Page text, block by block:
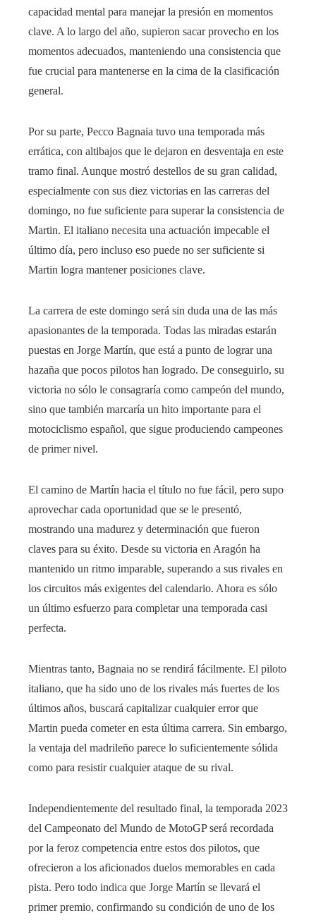
capacidad mental para manejar la presión en momentos
clave. A lo largo del año, supieron sacar provecho en los
momentos adecuados, manteniendo una consistencia que
fue crucial para mantenerse en la cima de la clasificación
general.
Por su parte, Pecco Bagnaia tuvo una temporada más
errática, con altibajos que le dejaron en desventaja en este
tramo final. Aunque mostró destellos de su gran calidad,
especialmente con sus diez victorias en las carreras del
domingo, no fue suficiente para superar la consistencia de
Martin. El italiano necesita una actuación impecable el
último día, pero incluso eso puede no ser suficiente si
Martin logra mantener posiciones clave.
La carrera de este domingo será sin duda una de las más
apasionantes de la temporada. Todas las miradas estarán
puestas en Jorge Martín, que está a punto de lograr una
hazaña que pocos pilotos han logrado. De conseguirlo, su
victoria no sólo le consagraría como campeón del mundo,
sino que también marcaría un hito importante para el
motociclismo español, que sigue produciendo campeones
de primer nivel.
El camino de Martín hacia el título no fue fácil, pero supo
aprovechar cada oportunidad que se le presentó,
mostrando una madurez y determinación que fueron
claves para su éxito. Desde su victoria en Aragón ha
mantenido un ritmo imparable, superando a sus rivales en
los circuitos más exigentes del calendario. Ahora es sólo
un último esfuerzo para completar una temporada casi
perfecta.
Mientras tanto, Bagnaia no se rendirá fácilmente. El piloto
italiano, que ha sido uno de los rivales más fuertes de los
últimos años, buscará capitalizar cualquier error que
Martin pueda cometer en esta última carrera. Sin embargo,
la ventaja del madrileño parece lo suficientemente sólida
como para resistir cualquier ataque de su rival.
Independientemente del resultado final, la temporada 2023
del Campeonato del Mundo de MotoGP será recordada
por la feroz competencia entre estos dos pilotos, que
ofrecieron a los aficionados duelos memorables en cada
pista. Pero todo indica que Jorge Martín se llevará el
primer premio, confirmando su condición de uno de los